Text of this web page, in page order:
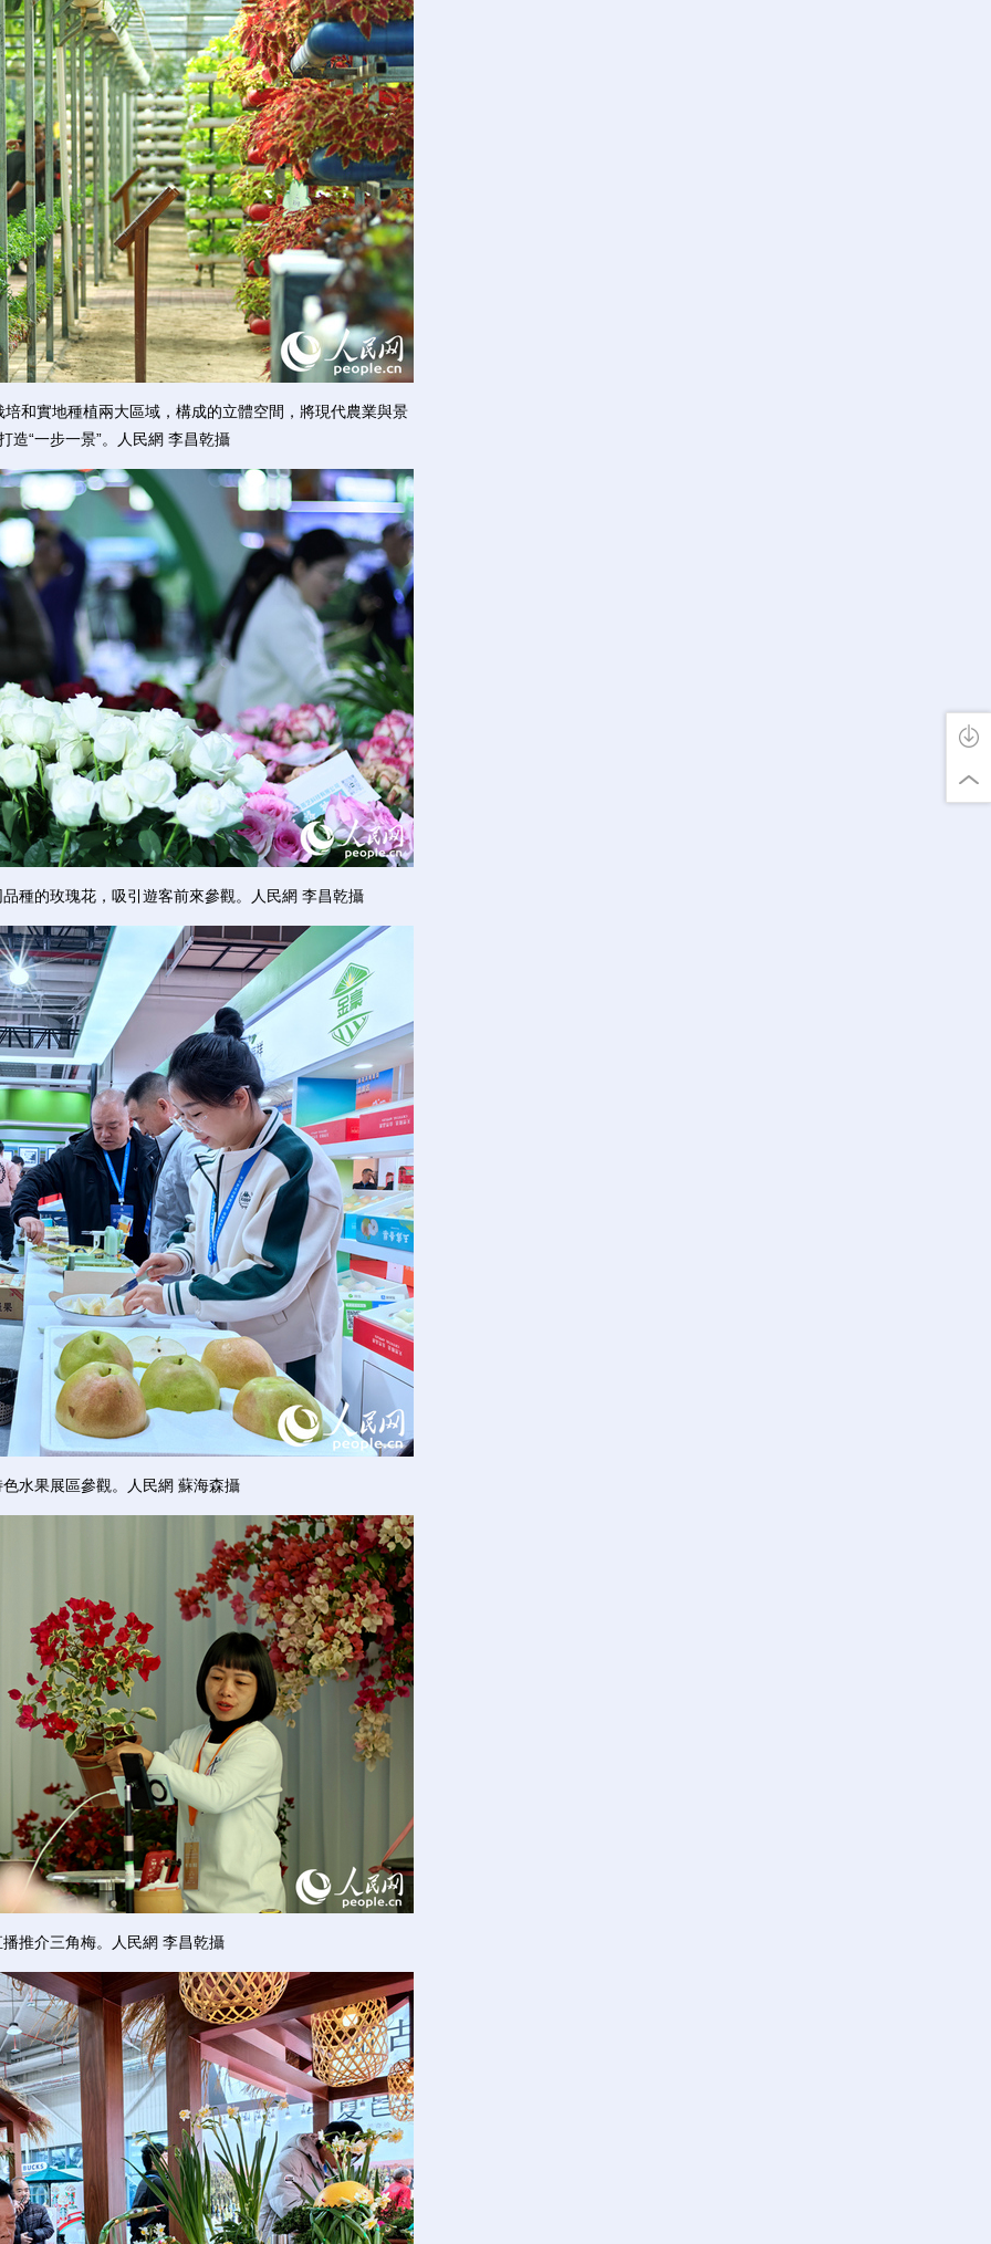
實地種植兩大區域，構成的立體空間，將現代農業與景
造“一步一景”。人民網 李昌乾攝
的玫瑰花，吸引遊客前來參觀。人民網 李昌乾攝
果展區參觀。人民網 蘇海森攝
介三角梅。人民網 李昌乾攝